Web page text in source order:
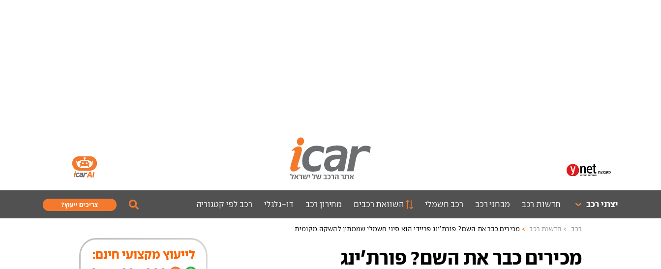
יצרני רכב חדשות רכב מבחני רכב רכב חשמלי השוואת רכבים מחירון רכב דו-גלגלי רכב לפי קטגוריה צריכים ייעוץ?
רכב חדשות רכב מכירים כבר את השם? פורת'ינג פריידי הוא סיני חשמלי שממתין להשקה מקומית
מכירים כבר את השם? פורת'ינג
לייעוץ מקצועי חינם: